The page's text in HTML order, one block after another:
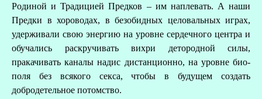
Родиной и Традицией Предков – им наплевать. А наши
Предки в хороводах, в безобидных целовальных играх,
удерживали свою энергию на уровне сердечного центра и
обучались раскручивать вихри детородной силы,
пракачивать каналы надис дистанционно, на уровне био-
поля без всякого секса, чтобы в будущем создать
добродетельное потомство.